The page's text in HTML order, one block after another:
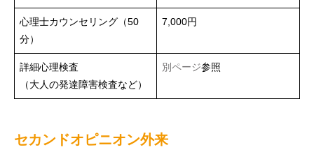
心理士カウンセリング（50
分）
7,000円
詳細心理検査
（大人の発達障害検査など）
別ページ参照
セカンドオピニオン外来